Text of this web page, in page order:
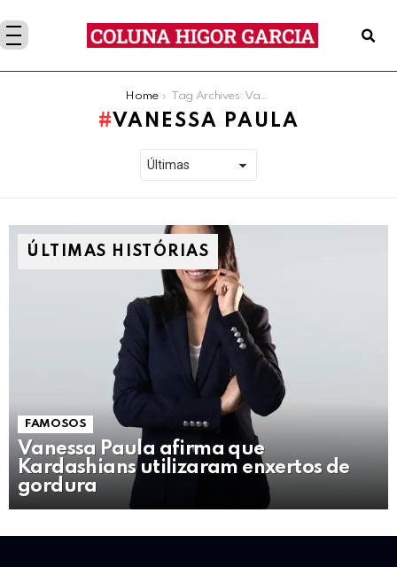
Home Tag Archives: Vanessa Paula
VANESSA PAULA
ÚLTIMAS HISTÓRIAS
FAMOSOS
Vanessa Paula afirma que
Kardashians utilizaram enxertos de
gordura